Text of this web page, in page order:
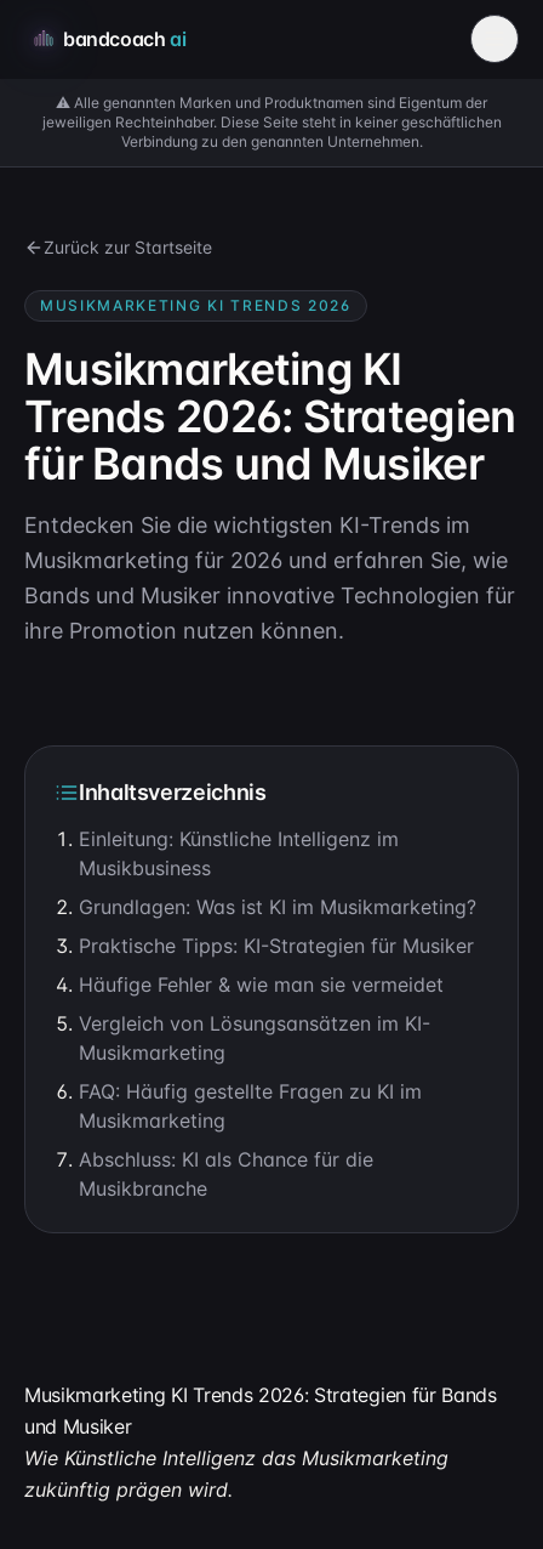
bandcoach ai
⚠️ Alle genannten Marken und Produktnamen sind Eigentum der
jeweiligen Rechteinhaber. Diese Seite steht in keiner geschäftlichen
Verbindung zu den genannten Unternehmen.
Zurück zur Startseite
MUSIKMARKETING KI TRENDS 2026
Musikmarketing KI
Trends 2026: Strategien
für Bands und Musiker
Entdecken Sie die wichtigsten KI-Trends im
Musikmarketing für 2026 und erfahren Sie, wie
Bands und Musiker innovative Technologien für
ihre Promotion nutzen können.
Inhaltsverzeichnis
Einleitung: Künstliche Intelligenz im
Musikbusiness
Grundlagen: Was ist KI im Musikmarketing?
Praktische Tipps: KI-Strategien für Musiker
Häufige Fehler & wie man sie vermeidet
Vergleich von Lösungsansätzen im KI-
Musikmarketing
FAQ: Häufig gestellte Fragen zu KI im
Musikmarketing
Abschluss: KI als Chance für die
Musikbranche
Musikmarketing KI Trends 2026: Strategien für Bands
und Musiker
Wie Künstliche Intelligenz das Musikmarketing
zukünftig prägen wird.